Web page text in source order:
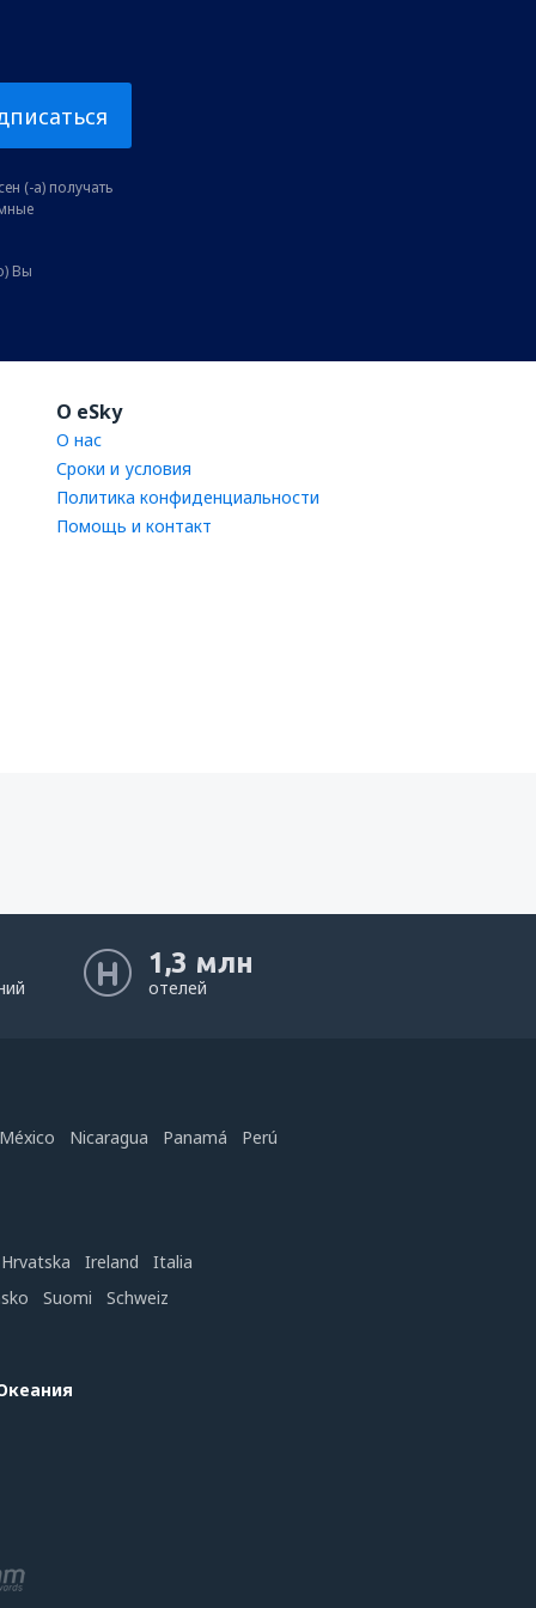
(-а) получать
Вы
O eSky
О нас
Сроки и условия
Политика конфиденциальности
Помощь и контакт
1,3 млн
отелей
México Nicaragua Panamá Perú
Hrvatska Ireland
Italia
Suomi Schweiz